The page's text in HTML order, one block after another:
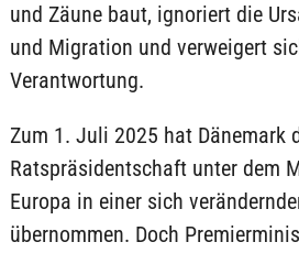
und Zäune baut, ignoriert die
und Migration und verweigert
Verantwortung.
Zum 1. Juli 2025 hat Dänemark
Ratspräsidentschaft unter dem
Europa in einer sich
übernommen. Doch